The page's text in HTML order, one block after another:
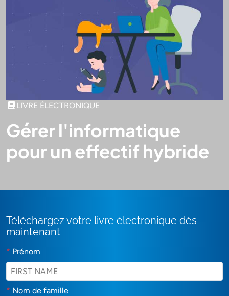
LIVRE ÉLECTRONIQUE
Gérer l'informatique
pour un effectif hybride
Téléchargez votre livre électronique dès
maintenant
* Prénom
* Nom de famille